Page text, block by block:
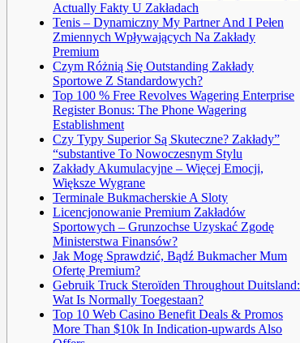
Actually Fakty U Zakładach
Tenis – Dynamiczny My Partner And I Pełen
Zmiennych Wpływających Na Zakłady
Premium
Czym Różnią Się Outstanding Zakłady
Sportowe Z Standardowych?
Top 100 % Free Revolves Wagering Enterprise
Register Bonus: The Phone Wagering
Establishment
Czy Typy Superior Są Skuteczne? Zakłady”
“substantive To Nowoczesnym Stylu
Zakłady Akumulacyjne – Więcej Emocji,
Większe Wygrane
Terminale Bukmacherskie A Sloty
Licencjonowanie Premium Zakładów
Sportowych – Grunzochse Uzyskać Zgodę
Ministerstwa Finansów?
Jak Mogę Sprawdzić, Bądź Bukmacher Mum
Ofertę Premium?
Gebruik Truck Steroïden Throughout Duitsland:
Wat Is Normally Toegestaan?
Top 10 Web Casino Benefit Deals & Promos
More Than $10k In Indication-upwards Also